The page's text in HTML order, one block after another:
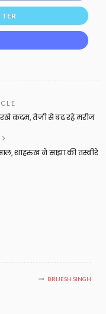
रखे कदम, तेजी से बढ़ रहे मरीज
शाहरुख ने साझा की तस्वीरे
BRIJESH SINGH